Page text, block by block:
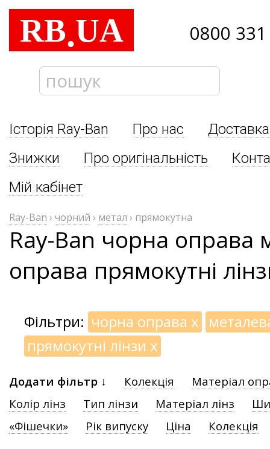
RB.UA 0800
Історія Ray-Ban Про нас
Знижки
Про оригінальність
Мій кабінет
Ray-Ban › чорний › метал › прямокутна
Ray-Ban чорна оправа
оправа прямокутні
Фільтри: чорна оправа x
прямокутні лінзи x
Додати фільтр ↓ Колекція
Матеріал
Колір лінз
Тип лінзи Матеріал лінз
«Фішечки»
Рік випуску Ціна Колекція